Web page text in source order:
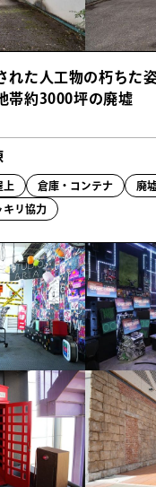
れた人工物の朽ちた
帯約3000坪の廃墟
上 倉庫・コンテナ 廃
キリ協力